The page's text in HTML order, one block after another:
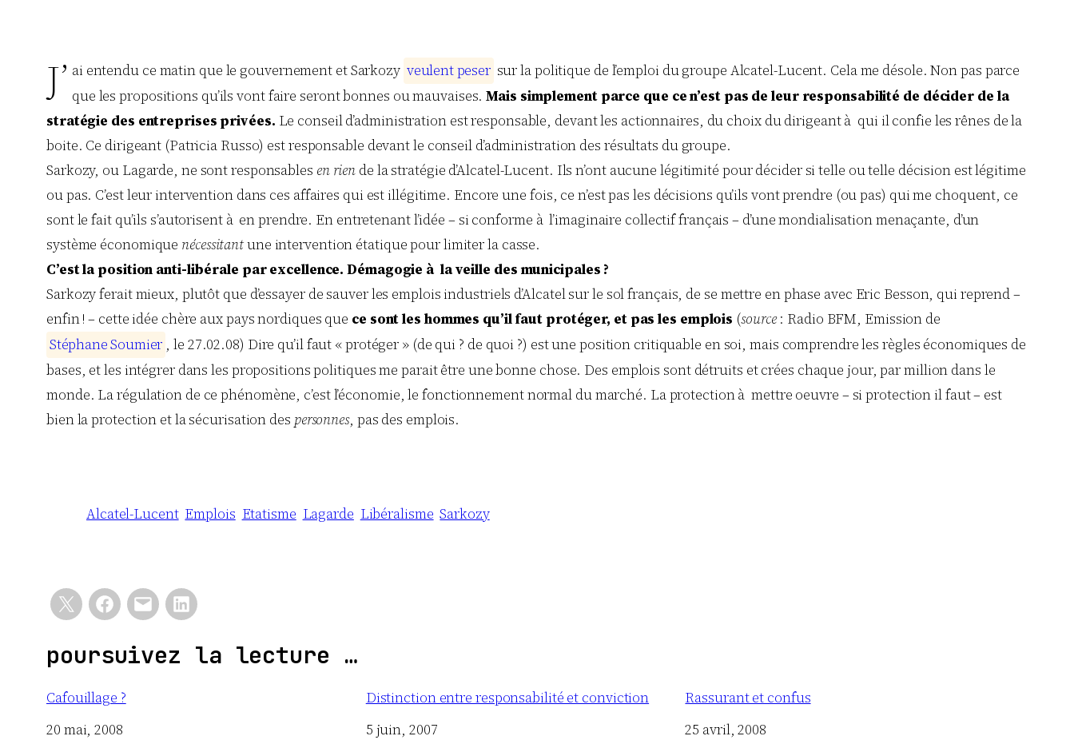
J’ ai entendu ce matin que le gouvernement et Sarkozy veulentpeser sur la politique de l’emploi du groupe Alcatel-Lucent. Cela me désole. Non pas parce
que les propositions qu’ils vont faire seront bonnes ou mauvaises.Mais simplement parce que ce n’est pas de leur responsabilité de décider de la
stratégie des entreprises privées. Le conseil d’administration est responsable, devant les actionnaires, du choix du dirigeant à qui il confie les rênes de la
boite. Ce dirigeant (Patricia Russo) est responsable devant le conseil d’administration des résultats du groupe.
Sarkozy, ou Lagarde, ne sont responsables en rien de la stratégie d’Alcatel-Lucent. Ils n’ont aucune légitimité pour décider si telle ou telle décision est légitime
ou pas. C’est leur intervention dans ces affaires qui est illégitime. Encore une fois, ce n’est pas les décisions qu’ils vont prendre (ou pas) qui me choquent, ce
sont le fait qu’ils s’autorisent à en prendre. En entretenant l’idée – si conforme à l’imaginaire collectif français – d’une mondialisation menaçante, d’un
système économique nécessitantune intervention étatique pour limiter la casse.
C’est la position anti-libérale par excellence. Démagogie à la veille des municipales ?
Sarkozy ferait mieux, plutôt que d’essayer de sauver les emplois industriels d’Alcatel sur le sol français, de se mettre en phase avec Eric Besson, qui reprend –
enfin ! – cette idée chère aux pays nordiques que ce sont les hommes qu’il faut protéger, et pas les emplois (source: Radio BFM, Emission de
StéphaneSoumier , le 27.02.08) Dire qu’il faut « protéger » (de qui ? de quoi ?) est une position critiquable en soi, mais comprendre les règles économiques de
bases, et les intégrer dans les propositions politiques me parait être une bonne chose. Des emplois sont détruits et crées chaque jour, par million dans le
monde. La régulation de ce phénomène, c’est l’économie, le fonctionnement normal du marché. La protection à mettre oeuvre – si protection il faut – est
bien la protection et la sécurisation des personnes, pas des emplois.
Alcatel-Lucent Emplois Etatisme Lagarde Libéralisme Sarkozy
poursuivez la lecture …
Cafouillage ?
Date
20 mai, 2008
Distinction entre responsabilité et conviction
Date
5 juin, 2007
Rassurant et confus
Date
25 avril, 2008